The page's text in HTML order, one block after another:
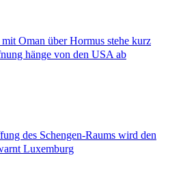
Oman über Hormus stehe kurz
hänge von den USA ab
des Schengen-Raums wird den
Luxemburg